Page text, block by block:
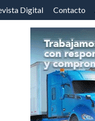
Digital Contacto